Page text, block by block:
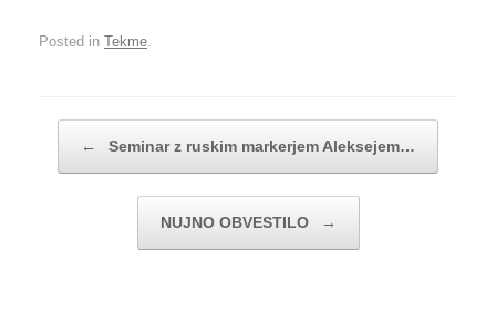
Posted in Tekme
← Seminar z ruskim markerjem Aleksejem…
NUJNO OBVESTILO →